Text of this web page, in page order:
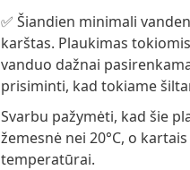
✅ Šiandien minimali
karštas. Plaukimas
vanduo dažnai
prisiminti, kad tokiame
Svarbu pažymėti, kad šie
žemesnė nei 20°C, o
temperatūrai.